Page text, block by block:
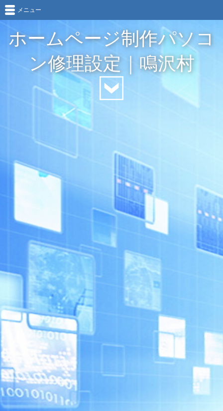
ホームページ制作パソコ
ン修理設定｜鳴沢村
メニュー